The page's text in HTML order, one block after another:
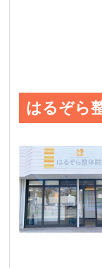
はるぞら